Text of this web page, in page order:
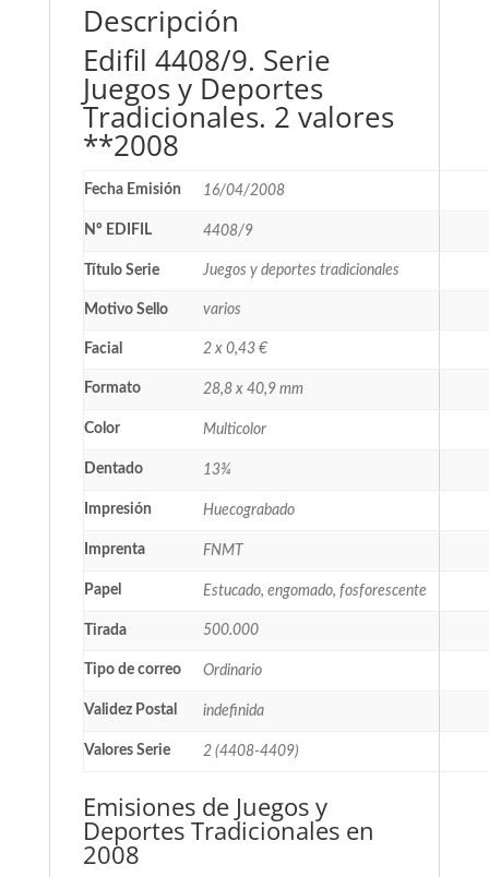
Descripción
Edifil 4408/9. Serie
Juegos y Deportes
Tradicionales. 2 valores
**2008
Fecha Emisión 16/04/2008
Nº EDIFIL 4408/9
Título Serie Juegos y deportes tradicionales
Motivo Sello varios
Facial 2 x 0,43 €
Formato 28,8 x 40,9 mm
Color Multicolor
Dentado 13¾
Impresión Huecograbado
Imprenta FNMT
Papel Estucado, engomado, fosforescente
Tirada 500.000
Tipo de correo Ordinario
Validez Postal indefinida
Valores Serie 2 (4408-4409)
Emisiones de Juegos y
Deportes Tradicionales en
2008